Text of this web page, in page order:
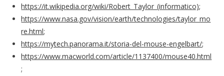
https://it.wikipedia.org/wiki/Robert_Taylor_(informatico);
https://www.nasa.gov/vision/earth/technologies/taylor_mo
re.html;
https://mytech.panorama.it/storia-del-mouse-engelbart/;
https://www.macworld.com/article/1137400/mouse40.html
;